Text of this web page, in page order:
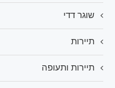
שוגר דדי
תיירות
תיירות ותעופה